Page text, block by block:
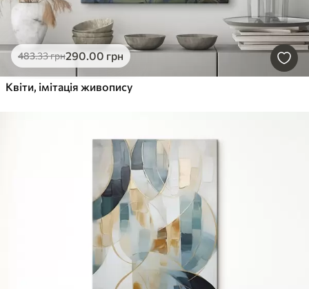
483.33грн290.00 грн
Квіти, імітація живопису